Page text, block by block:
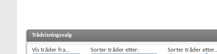
Trådvisningsvalg
Vis tråder fra... Sorter tråder etter:
Sorter tråder